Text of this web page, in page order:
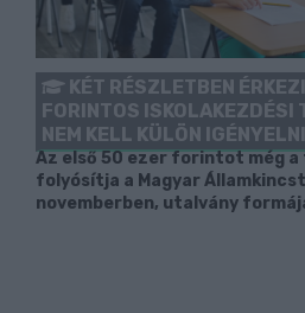
KÉT RÉSZLETBEN
FORINTOS ISKOLAKEZDÉSI
NEM KELL KÜLÖN IGÉNYELNI
Az első 50 ezer forintot még
folyósítja a Magyar
novemberben, utalvány